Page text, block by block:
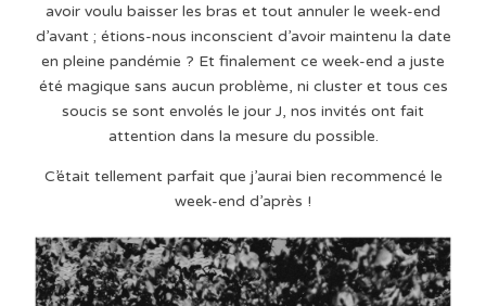
avoir voulu baisser les bras et tout annuler le week-end
d’avant ; étions-nous inconscient d’avoir maintenu la date
en pleine pandémie ? Et finalement ce week-end a juste
été magique sans aucun problème, ni cluster et tous ces
soucis se sont envolés le jour J, nos invités ont fait
attention dans la mesure du possible.
C’était tellement parfait que j’aurai bien recommencé le
week-end d’après !